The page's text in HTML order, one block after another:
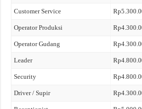
Customer Service
Operator Produksi
Operator Gudang
Leader
Security
Driver / Supir